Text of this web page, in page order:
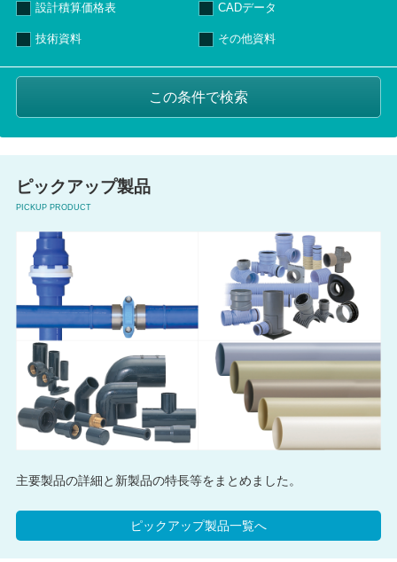
設計積算価格表 CADデータ
技術資料 その他資料
ピックアップ製品
PICKUP PRODUCT
主要製品の詳細と新製品の特長等をまとめました。
ピックアップ製品一覧へ